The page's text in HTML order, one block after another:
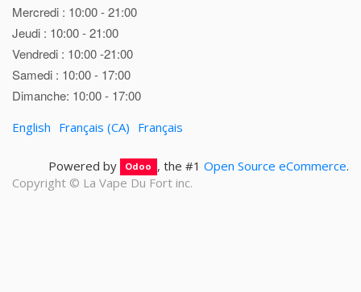
Mercredi : 10:00 - 21:00
Jeudi : 10:00 - 21:00
Vendredi : 10:00 -21:00
Samedi : 10:00 - 17:00
Dimanche: 10:00 - 17:00
English Français (CA) Français
Powered by Odoo , the #1 Open Source eCommerce.
Copyright © La Vape Du Fort inc.